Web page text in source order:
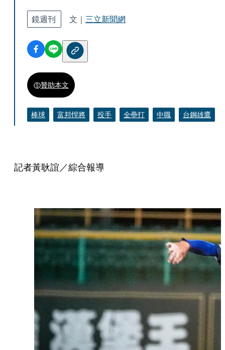
鏡週刊 文｜ 三立新聞網
贊助本文
棒球 富邦悍將 投手 全壘打 中職 台鋼雄鷹
記者黃耿誼／綜合報導